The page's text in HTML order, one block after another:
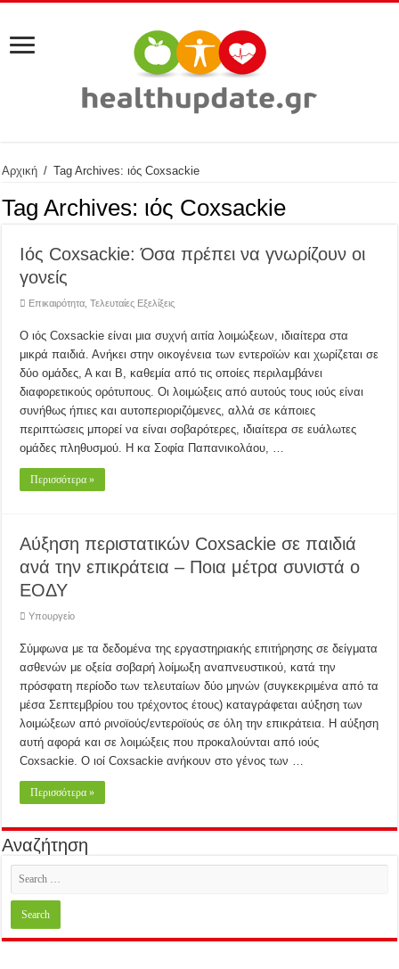
Αρχική / Tag Archives: ιός Coxsackie
Tag Archives: ιός Coxsackie
Ιός Coxsackie: Όσα πρέπει να γνωρίζουν οι
γονείς
Επικαιρότητα ,Τελευταίες Εξελίξεις
Ο ιός Coxsackie είναι μια συχνή αιτία λοιμώξεων, ιδιαίτερα στα
μικρά παιδιά. Ανήκει στην οικογένεια των εντεροϊών και χωρίζεται σε
δύο ομάδες, Α και Β, καθεμία από τις οποίες περιλαμβάνει
διαφορετικούς ορότυπους. Οι λοιμώξεις από αυτούς τους ιούς είναι
συνήθως ήπιες και αυτοπεριοριζόμενες, αλλά σε κάποιες
περιπτώσεις μπορεί να είναι σοβαρότερες, ιδιαίτερα σε ευάλωτες
ομάδες πληθυσμού. Η κα Σοφία Παπανικολάου, …
Περισσότερα »
Αύξηση περιστατικών Coxsackie σε παιδιά
ανά την επικράτεια – Ποια μέτρα συνιστά ο
ΕΟΔΥ
Υπουργείο
Σύμφωνα με τα δεδομένα της εργαστηριακής επιτήρησης σε δείγματα
ασθενών με οξεία σοβαρή λοίμωξη αναπνευστικού, κατά την
πρόσφατη περίοδο των τελευταίων δύο μηνών (συγκεκριμένα από τα
μέσα Σεπτεμβρίου του τρέχοντος έτους) καταγράφεται αύξηση των
λοιμώξεων από ρινοϊούς/εντεροϊούς σε όλη την επικράτεια. Η αύξηση
αυτή αφορά και σε λοιμώξεις που προκαλούνται από ιούς
Coxsackie. Ο ιοί Coxsackie ανήκουν στο γένος των …
Περισσότερα »
Αναζήτηση